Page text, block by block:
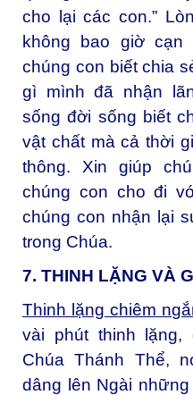
cho lại các con.”
không bao giờ
chúng con biết chia
gì mình đã nhận
sống đời sống biết
vật chất mà cả thời
thông. Xin giúp
chúng con cho đi
chúng con nhận lại
trong Chúa.
7. THINH LẶNG VÀ
Thinh lặng chiêm
vài phút thinh
Chúa Thánh Thể,
dâng lên Ngài